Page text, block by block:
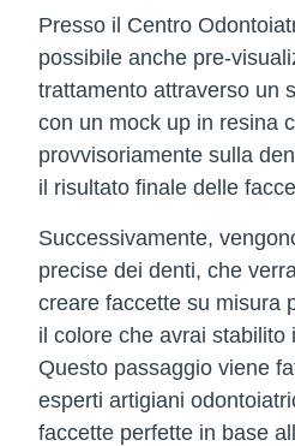
Presso il Centro
possibile anche pre-
trattamento attraverso un
con un mock up in resina
provvisoriamente sulla
il risultato finale delle
Successivamente,
precise dei denti, che
creare faccette su misura
il colore che avrai stabilito
Questo passaggio viene
esperti artigiani
faccette perfette in base